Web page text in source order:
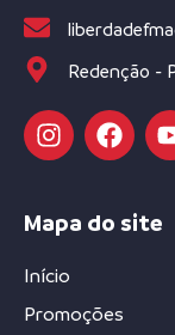
Redenção -
Mapa do site
Início
Promoções